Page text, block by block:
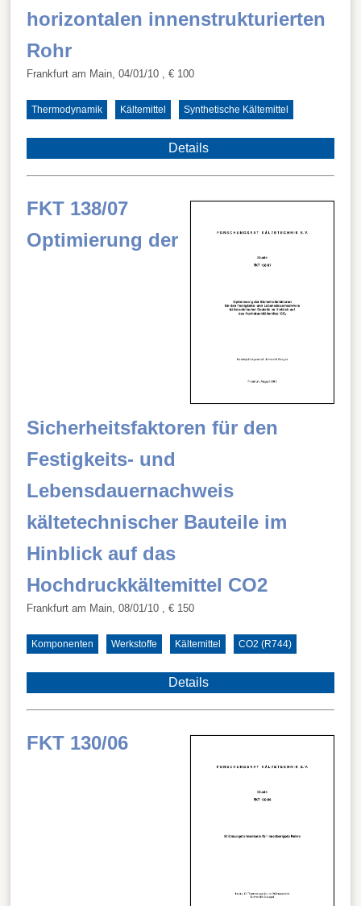
horizontalen innenstrukturierten
Rohr
Frankfurt am Main, 04/01/10 , € 100
Thermodynamik Kältemittel Synthetische Kältemittel
Details
FKT 138/07
Optimierung der
Sicherheitsfaktoren für den
Festigkeits- und
Lebensdauernachweis
kältetechnischer Bauteile im
Hinblick auf das
Hochdruckkältemittel CO2
Frankfurt am Main, 08/01/10 , € 150
Komponenten Werkstoffe Kältemittel CO2 (R744)
Details
FKT 130/06